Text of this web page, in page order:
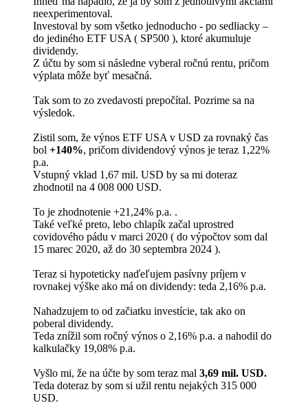
neexperimentoval.
Investoval by som všetko jednoducho - po sedliacky –
do jediného ETF USA ( SP500 ), ktoré akumuluje
dividendy.
Z účtu by som si následne vyberal ročnú rentu, pričom
výplata môže byť mesačná.
Tak som to zo zvedavosti prepočítal. Pozrime sa na
výsledok.
Zistil som, že výnos ETF USA v USD za rovnaký čas
bol +140%, pričom dividendový výnos je teraz 1,22%
p.a.
Vstupný vklad 1,67 mil. USD by sa mi doteraz
zhodnotil na 4 008 000 USD.
To je zhodnotenie +21,24% p.a. .
Také veľké preto, lebo chlapík začal uprostred
covidového pádu v marci 2020 ( do výpočtov som dal
15 marec 2020, až do 30 septembra 2024 ).
Teraz si hypoteticky naďeľujem pasívny príjem v
rovnakej výške ako má on dividendy: teda 2,16% p.a.
Nahadzujem to od začiatku investície, tak ako on
poberal dividendy.
Teda znížil som ročný výnos o 2,16% p.a. a nahodil do
kalkulačky 19,08% p.a.
Vyšlo mi, že na účte by som teraz mal 3,69 mil. USD.
Teda doteraz by som si užil rentu nejakých 315 000
USD.